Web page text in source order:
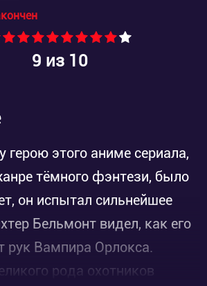
9 из 10
герою этого аниме сериала,
тёмного фэнтези, было
он испытал сильнейшее
Бельмонт видел, как его
рук Вампира Орлокса.
рода охотников